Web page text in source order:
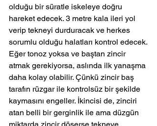
olduğu bir süratle iskeleye doğru
hareket edecek. 3 metre kala ileri yol
verip tekneyi durduracak ve herkes
sorumlu olduğu halatları kontrol edecek.
Eğer tonoz yoksa ve baştan zincir
atmak gerekiyorsa, aslında ilk yanaşma
daha kolay olabilir. Çünkü zincir baş
tarafın rüzgar ile kontrolsüz bir şekilde
kaymasını engeller. İkincisi de, zinciri
atan belli bir gerginlik ile ama düzgün
miktarda zincir döşerse tekneye